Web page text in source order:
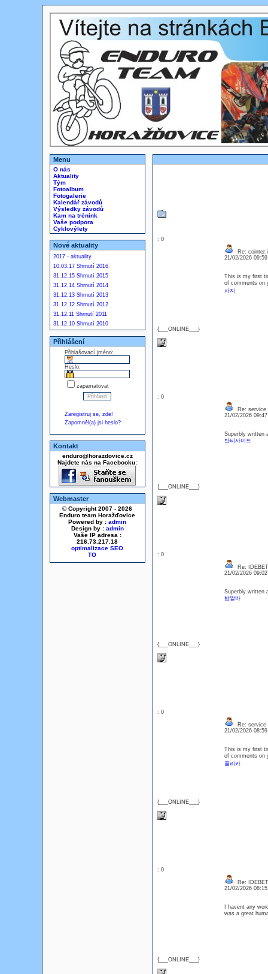
Menu
O nás
Aktuality
Tým
Fotoalbum
Fotogalerie
Kalendář závodů
Výsledky závodů
Kam na trénink
Vaše podpora
Cyklovýlety
Nové aktuality
2017 - aktuality
10.03.17 Shrnutí 2016
31.12.15 Shrnutí 2015
31.12.14 Shrnutí 2014
31.12.13 Shrnutí 2013
31.12.12 Shrnutí 2012
31.12.11 Shrnutí 2011
31.12.10 Shrnutí 2010
Přihlášení
Přihlašovací jméno:
Heslo:
zapamatovat
Zaregistruj se, zde!
Zapomněl(a) jsi heslo?
Kontakt
enduro@horazdovice.cz
Najdete nás na Facebooku:
Webmaster
© Copyright 2007 - 2026
Enduro team Horažďovice
Powered by : admin
Design by : admin
Vaše IP adresa :
216.73.217.18
optimalizace SEO
: 0
{___ONLINE___}
Re:
21/02/2026
This is my first
of comments on
사지
: 0
{___ONLINE___}
Re: service
21/02/2026
Superbly written
반티사이트
: 0
{___ONLINE___}
Re: IDEBET
21/02/2026
Superbly written
밤알바
: 0
{___ONLINE___}
Re: service
21/02/2026
This is my first
of comments on
플리카
: 0
{___ONLINE___}
Re: IDEBET
21/02/2026
I havent any
was a great